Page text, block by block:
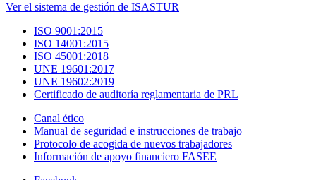
Ver el sistema de gestión de ISASTUR
ISO 9001:2015
ISO 14001:2015
ISO 45001:2018
UNE 19601:2017
UNE 19602:2019
Certificado de auditoría reglamentaria de PRL
Canal ético
Manual de seguridad e instrucciones de trabajo
Protocolo de acogida de nuevos trabajadores
Información de apoyo financiero FASEE